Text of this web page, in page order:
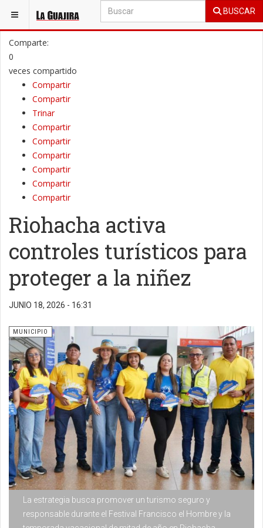
BUSCAR
ESTÁ AQUÍ: LA GUAJIRA MUNICIPIO
Comparte:
0
veces compartido
Compartir
Compartir
Trinar
Compartir
Compartir
Compartir
Compartir
Compartir
Compartir
Riohacha activa
controles turísticos para
proteger a la niñez
JUNIO 18, 2026 - 16:31
La estrategia busca promover un turismo seguro y
responsable durante el Festival Francisco el Hombre y la
MUNICIPIO